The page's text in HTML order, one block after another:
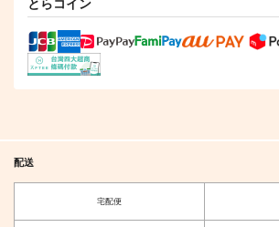
配送
宅配便